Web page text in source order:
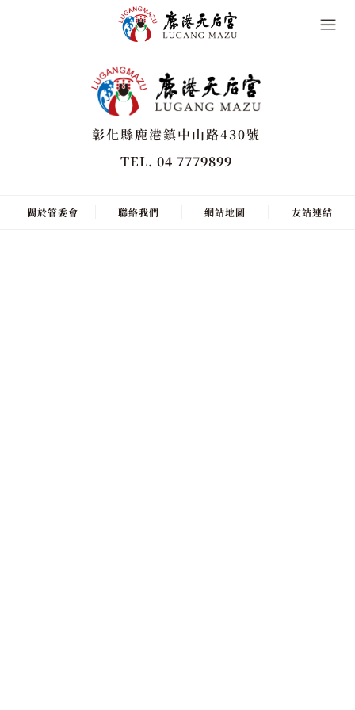
彰化縣鹿港鎮中山路430號
TEL. 04 7779899
關於管委會 聯絡我們 網站地圖 友站連結